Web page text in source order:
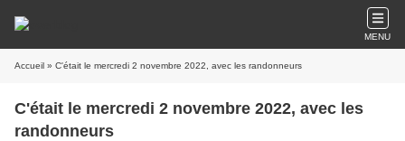
MENU
Accueil » C'était le mercredi 2 novembre 2022, avec les randonneurs
C'était le mercredi 2 novembre 2022, avec les
randonneurs